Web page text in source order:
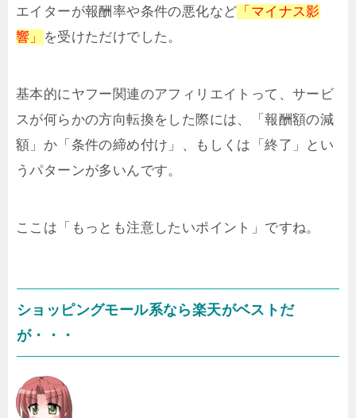
エイターが報酬率や条件の悪化など 「マイナス影
響」
を受けただけでした。
基本的にヤフー関連のアフィリエイトって、サービ
スが何らかの方向転換をした際には、「報酬額の減
額」か「条件の締め付け」、もしくは「終了」とい
うパターンが多いんです。
ここは「もっとも注意したいポイント」ですね。
ショッピングモール系なら楽天がベストだ
が・・・